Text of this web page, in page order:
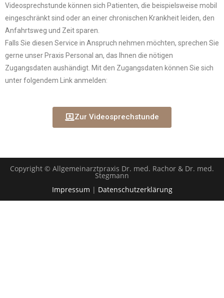
Videosprechstunde können sich Patienten, die beispielsweise mobil
eingeschränkt sind oder an einer chronischen Krankheit leiden, den
Anfahrtsweg und Zeit sparen.
Falls Sie diesen Service in Anspruch nehmen möchten, sprechen Sie
gerne unser Praxis Personal an, das Ihnen die nötigen
Zugangsdaten aushändigt. Mit den Zugangsdaten können Sie sich
unter folgendem Link anmelden:
Zur Videosprechstunde
Copyright © Allgemeinarztpraxis Dr. med. Rachor & Dr. med.
Stegmann
Impressum | Datenschutzerklärung